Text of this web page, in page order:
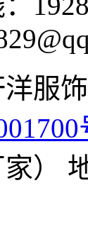
洋
）